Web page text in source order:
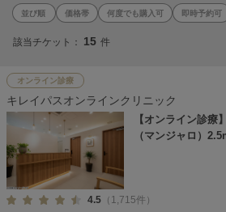
価格帯 何度でも購入可 即時予約可
該当チケット： 15 件
オンライン診療
キレイパスオンラインクリニック
【オンライン診療
（マンジャロ）
4.5 （1,715件）